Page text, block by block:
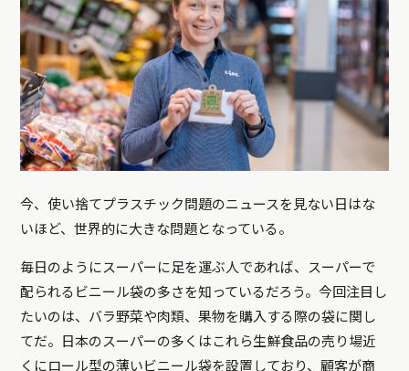
今、使い捨てプラスチック問題のニュースを見ない日はな
いほど、世界的に大きな問題となっている。
毎日のようにスーパーに足を運ぶ人であれば、スーパーで
配られるビニール袋の多さを知っているだろう。今回注目し
たいのは、バラ野菜や肉類、果物を購入する際の袋に関し
てだ。日本のスーパーの多くはこれら生鮮食品の売り場近
くにロール型の薄いビニール袋を設置しており、顧客が商